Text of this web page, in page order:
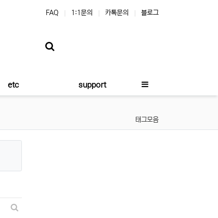
FAQ 1:1문의 카톡문의 블로그
etc support
태그모음